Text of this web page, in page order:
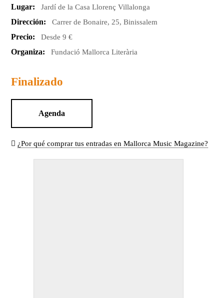
Lugar: Jardí de la Casa Llorenç Villalonga
Dirección: Carrer de Bonaire, 25, Binissalem
Precio: Desde 9 €
Organiza: Fundació Mallorca Literària
Finalizado
Agenda
¿Por qué comprar tus entradas en Mallorca Music Magazine?